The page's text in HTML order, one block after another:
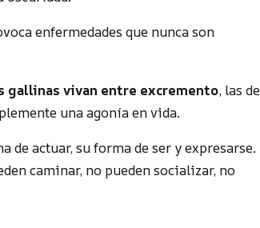
enfermedades que nunca son
gallinas vivan entre excremento, las de
una agonía en vida.
de actuar, su forma de ser y expresarse.
caminar, no pueden socializar, no